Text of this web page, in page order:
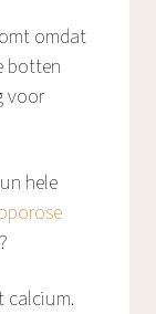
omdat
botten
voor
hele
calcium.